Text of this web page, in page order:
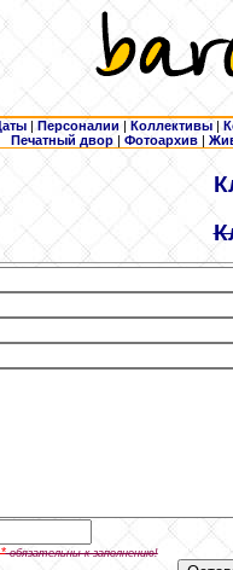
| Персоналии | Коллективы |
Печатный двор | Фотоархив |
обязательны к заполнению!